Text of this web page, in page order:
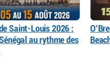
Saint-Louis 2026 :
au rythme des